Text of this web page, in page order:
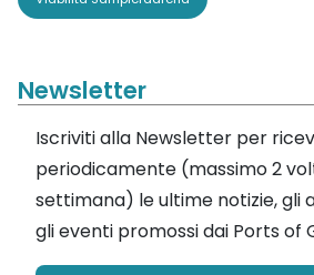
Newsletter
Iscriviti alla Newsletter per
periodicamente (massimo 2
settimana) le ultime notizie, gli
gli eventi promossi dai Ports of